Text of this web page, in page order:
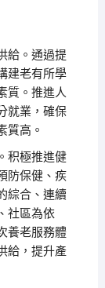
給。通過提
建老有所學
質。推進人
就業，確保
質高。
积極推進健
防保健、疾
綜合、連續
社區為依
養老服務體
給，提升產